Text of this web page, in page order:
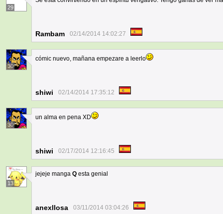
29
Rambam 02/14/2014 14:02:27
30
cómic nuevo, mañana empezare a leerlo
shiwi 02/14/2014 17:35:12
30
un alma en pena XD
shiwi 02/17/2014 12:16:45
13
jejeje manga Q esta genial
anexllosa 03/11/2014 03:04:26